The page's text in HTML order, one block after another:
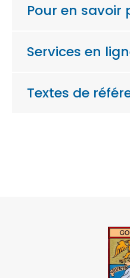
Pour en savoir
Services en
Textes de